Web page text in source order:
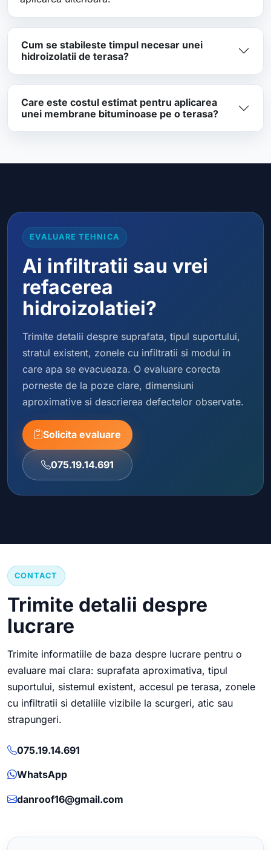
Cum se stabileste timpul necesar unei
hidroizolatii de terasa?
Care este costul estimat pentru aplicarea
unei membrane bituminoase pe o terasa?
EVALUARE TEHNICA
Ai infiltratii sau vrei
refacerea
hidroizolatiei?
Trimite detalii despre suprafata, tipul suportului,
stratul existent, zonele cu infiltratii si modul in
care apa se evacueaza. O evaluare corecta
porneste de la poze clare, dimensiuni
aproximative si descrierea defectelor observate.
Solicita evaluare
075.19.14.691
CONTACT
Trimite detalii despre
lucrare
Trimite informatiile de baza despre lucrare pentru o
evaluare mai clara: suprafata aproximativa, tipul
suportului, sistemul existent, accesul pe terasa, zonele
cu infiltratii si detaliile vizibile la scurgeri, atic sau
strapungeri.
075.19.14.691
WhatsApp
danroof16@gmail.com